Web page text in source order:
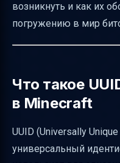
Безопасность и
Примеры
сервера
FAQ и быстрые
Как
возникнуть и как их
погружению в мир
Что такое
в Minecraft
UUID (Universally
универсальный